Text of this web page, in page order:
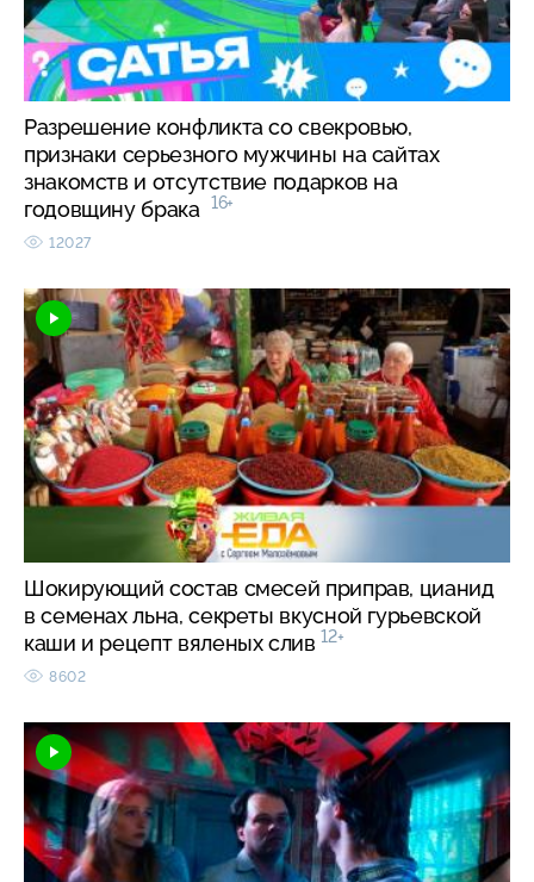
Разрешение конфликта со свекровью,
признаки серьезного мужчины на сайтах
знакомств и отсутствие подарков на
годовщину брака
16+
12027
Шокирующий состав смесей приправ, цианид
в семенах льна, секреты вкусной гурьевской
каши и рецепт вяленых слив 12+
8602